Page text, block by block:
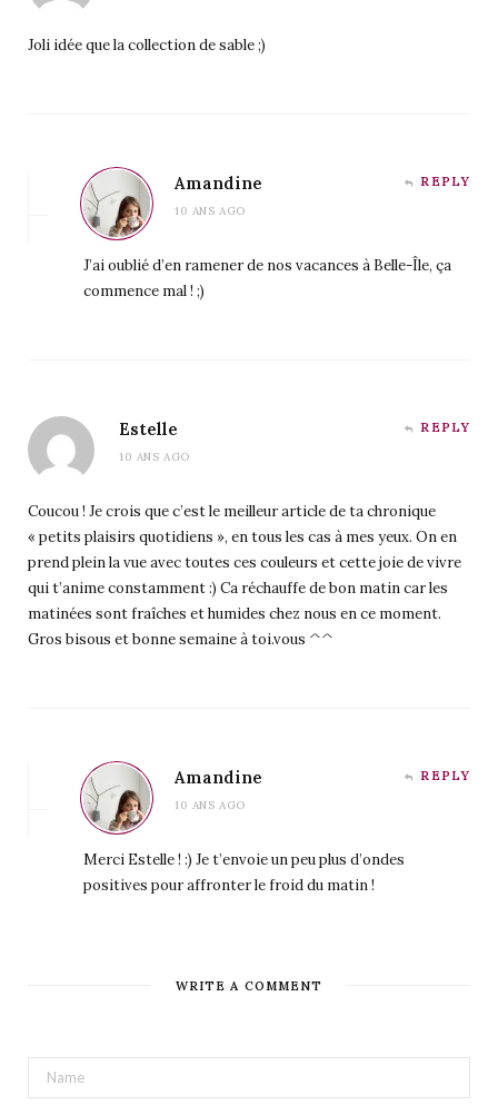
Joli idée que la collection de sable ;)
Amandine
10 ANS AGO
REPLY
J’ai oublié d’en ramener de nos vacances à Belle-Île, ça
commence mal ! ;)
Estelle
10 ANS AGO
REPLY
Coucou ! Je crois que c’est le meilleur article de ta chronique
« petits plaisirs quotidiens », en tous les cas à mes yeux. On en
prend plein la vue avec toutes ces couleurs et cette joie de vivre
qui t’anime constamment :) Ca réchauffe de bon matin car les
matinées sont fraîches et humides chez nous en ce moment.
Gros bisous et bonne semaine à toi.vous ^^
Amandine
10 ANS AGO
REPLY
Merci Estelle ! :) Je t’envoie un peu plus d’ondes
positives pour affronter le froid du matin !
WRITE A COMMENT